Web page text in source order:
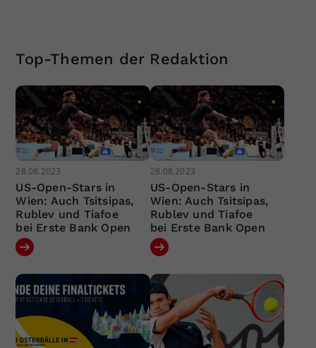
Top-Themen der Redaktion
28.08.2023
US-Open-Stars in
Wien: Auch Tsitsipas,
Rublev und Tiafoe
bei Erste Bank Open
28.08.2023
US-Open-Stars in
Wien: Auch Tsitsipas,
Rublev und Tiafoe
bei Erste Bank Open